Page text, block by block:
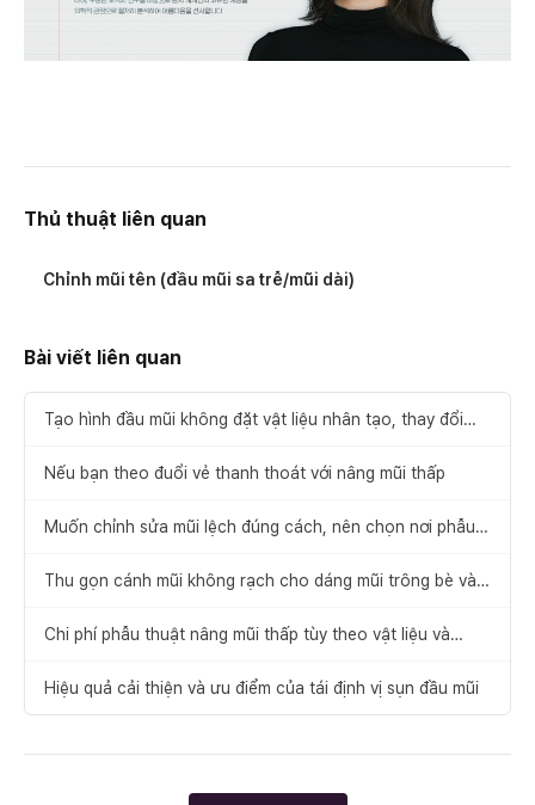
Thủ thuật liên quan
Chỉnh mũi tên (đầu mũi sa trễ/mũi dài)
Bài viết liên quan
Tạo hình đầu mũi không đặt vật liệu nhân tạo, thay đổi
Nếu bạn theo đuổi vẻ thanh thoát với nâng mũi thấp
Muốn chỉnh sửa mũi lệch đúng cách, nên chọn nơi phẫu
Thu gọn cánh mũi không rạch cho dáng mũi trông bè và
Chi phí phẫu thuật nâng mũi thấp tùy theo vật liệu và
Hiệu quả cải thiện và ưu điểm của tái định vị sụn đầu mũi